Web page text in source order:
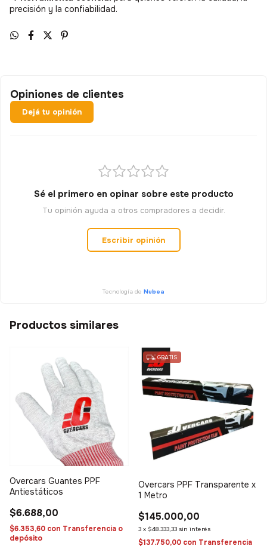
precisión y la confiabilidad.
Opiniones de clientes
Dejá tu opinión
Sé el primero en opinar sobre este producto
Tu opinión ayuda a otros compradores a decidir.
Escribir opinión
Tecnología de Nubea
Productos similares
Overcars Guantes PPF
Antiestáticos
$6.688,00
$6.353,60 con Transferencia o
depósito
GRATIS
Overcars PPF Transparente x
1 Metro
$145.000,00
3 x $48.333,33 sin interés
$137.750,00 con Transferencia